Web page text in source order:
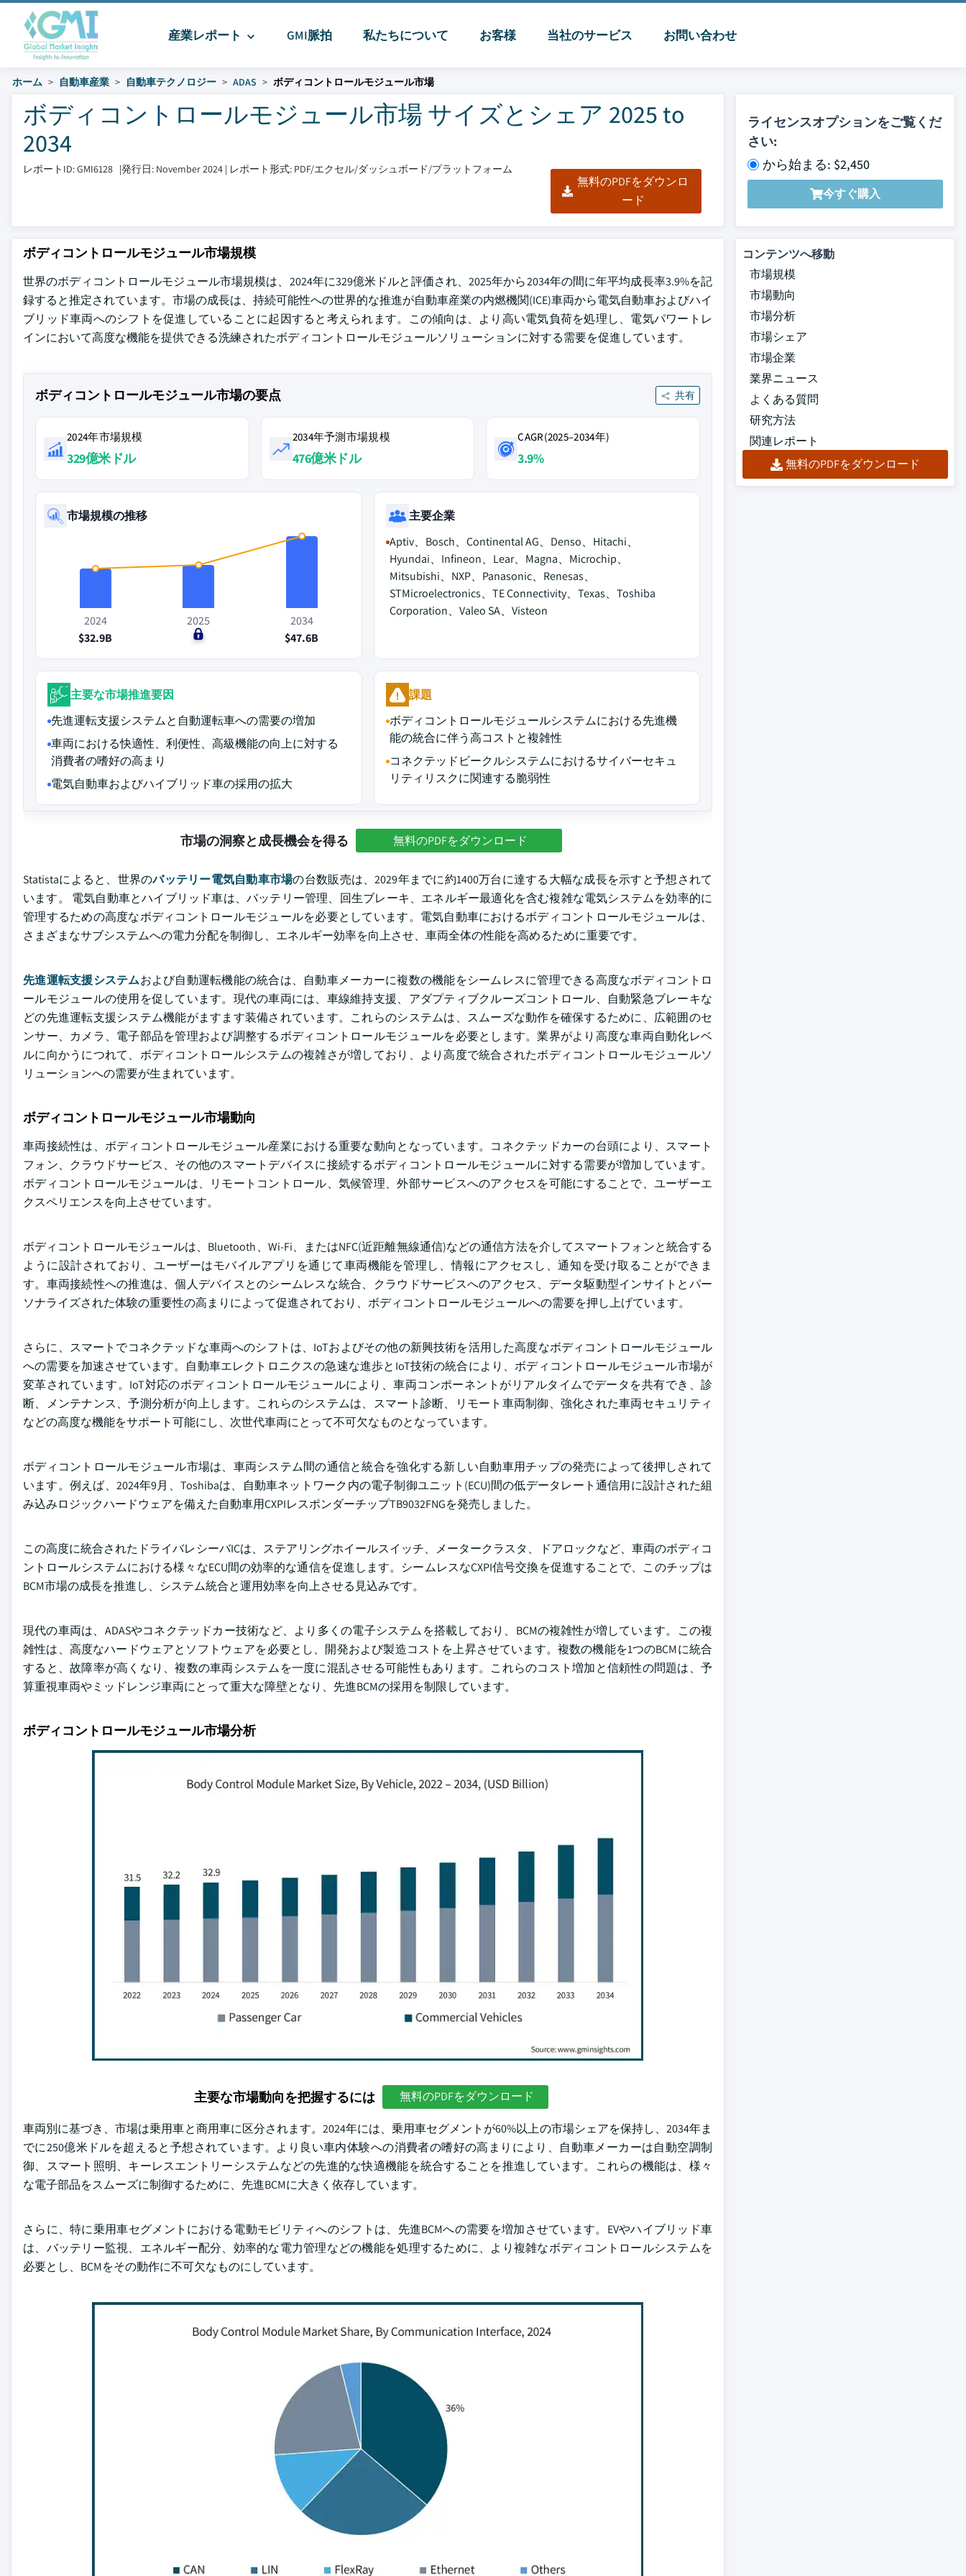
産業レポート GMI脈拍 私たちについて お客様 当社のサービス お問い合わせ
ホーム 自動車産業 自動車テクノロジー ADAS ボディコントロールモジュール市場
ボディコントロールモジュール市場 サイズとシェア 2025 to
2034
レポートID: GMI6128 |発行日: November 2024 | レポート形式: PDF/エクセル/ダッシュボード/プラットフォーム
無料のPDFをダウンロ
ード
ライセンスオプションをご覧くだ
さい:
から始まる: $2,450
今すぐ購入
ボディコントロールモジュール市場規模
世界のボディコントロールモジュール市場規模は、2024年に329億米ドルと評価され、2025年から2034年の間に年平均成長率3.9%を記
録すると推定されています。市場の成長は、持続可能性への世界的な推進が自動車産業の内燃機関(ICE)車両から電気自動車およびハイ
ブリッド車両へのシフトを促進していることに起因すると考えられます。この傾向は、より高い電気負荷を処理し、電気パワートレ
インにおいて高度な機能を提供できる洗練されたボディコントロールモジュールソリューションに対する需要を促進しています。
ボディコントロールモジュール市場の要点 共有
2024年市場規模
329億米ドル
2034年予測市場規模
476億米ドル
CAGR(2025–2034年)
3.9%
市場規模の推移
2024
$32.9B
2025
$0
2034
$47.6B
主要企業
Aptiv、Bosch、Continental AG、Denso、Hitachi、
Hyundai、Infineon、Lear、Magna、Microchip、
Mitsubishi、NXP、Panasonic、Renesas、
STMicroelectronics、TE Connectivity、Texas、Toshiba
Corporation、Valeo SA、Visteon
主要な市場推進要因
先進運転支援システムと自動運転車への需要の増加
車両における快適性、利便性、高級機能の向上に対する
消費者の嗜好の高まり
電気自動車およびハイブリッド車の採用の拡大
課題
ボディコントロールモジュールシステムにおける先進機
能の統合に伴う高コストと複雑性
コネクテッドビークルシステムにおけるサイバーセキュ
リティリスクに関連する脆弱性
市場の洞察と成長機会を得る 無料のPDFをダウンロード
Statistaによると、世界のバッテリー電気自動車市場の台数販売は、2029年までに約1400万台に達する大幅な成長を示すと予想されて
います。 電気自動車とハイブリッド車は、バッテリー管理、回生ブレーキ、エネルギー最適化を含む複雑な電気システムを効率的に
管理するための高度なボディコントロールモジュールを必要としています。電気自動車におけるボディコントロールモジュールは、
さまざまなサブシステムへの電力分配を制御し、エネルギー効率を向上させ、車両全体の性能を高めるために重要です。
先進運転支援システムおよび自動運転機能の統合は、自動車メーカーに複数の機能をシームレスに管理できる高度なボディコントロ
ールモジュールの使用を促しています。現代の車両には、車線維持支援、アダプティブクルーズコントロール、自動緊急ブレーキな
どの先進運転支援システム機能がますます装備されています。これらのシステムは、スムーズな動作を確保するために、広範囲のセ
ンサー、カメラ、電子部品を管理および調整するボディコントロールモジュールを必要とします。業界がより高度な車両自動化レベ
ルに向かうにつれて、ボディコントロールシステムの複雑さが増しており、より高度で統合されたボディコントロールモジュールソ
リューションへの需要が生まれています。
ボディコントロールモジュール市場動向
車両接続性は、ボディコントロールモジュール産業における重要な動向となっています。コネクテッドカーの台頭により、スマート
フォン、クラウドサービス、その他のスマートデバイスに接続するボディコントロールモジュールに対する需要が増加しています。
ボディコントロールモジュールは、リモートコントロール、気候管理、外部サービスへのアクセスを可能にすることで、ユーザーエ
クスペリエンスを向上させています。
ボディコントロールモジュールは、Bluetooth、Wi-Fi、またはNFC(近距離無線通信)などの通信方法を介してスマートフォンと統合する
ように設計されており、ユーザーはモバイルアプリを通じて車両機能を管理し、情報にアクセスし、通知を受け取ることができま
す。車両接続性への推進は、個人デバイスとのシームレスな統合、クラウドサービスへのアクセス、データ駆動型インサイトとパー
ソナライズされた体験の重要性の高まりによって促進されており、ボディコントロールモジュールへの需要を押し上げています。
さらに、スマートでコネクテッドな車両へのシフトは、IoTおよびその他の新興技術を活用した高度なボディコントロールモジュール
への需要を加速させています。自動車エレクトロニクスの急速な進歩とIoT技術の統合により、ボディコントロールモジュール市場が
変革されています。IoT対応のボディコントロールモジュールにより、車両コンポーネントがリアルタイムでデータを共有でき、診
断、メンテナンス、予測分析が向上します。これらのシステムは、スマート診断、リモート車両制御、強化された車両セキュリティ
などの高度な機能をサポート可能にし、次世代車両にとって不可欠なものとなっています。
ボディコントロールモジュール市場は、車両システム間の通信と統合を強化する新しい自動車用チップの発売によって後押しされて
います。例えば、2024年9月、Toshibaは、自動車ネットワーク内の電子制御ユニット(ECU)間の低データレート通信用に設計された組
み込みロジックハードウェアを備えた自動車用CXPIレスポンダーチップTB9032FNGを発売しました。
この高度に統合されたドライバレシーバICは、ステアリングホイールスイッチ、メータークラスタ、ドアロックなど、車両のボディコ
ントロールシステムにおける様々なECU間の効率的な通信を促進します。シームレスなCXPI信号交換を促進することで、このチップは
BCM市場の成長を推進し、システム統合と運用効率を向上させる見込みです。
現代の車両は、ADASやコネクテッドカー技術など、より多くの電子システムを搭載しており、BCMの複雑性が増しています。この複
雑性は、高度なハードウェアとソフトウェアを必要とし、開発および製造コストを上昇させています。複数の機能を1つのBCMに統合
すると、故障率が高くなり、複数の車両システムを一度に混乱させる可能性もあります。これらのコスト増加と信頼性の問題は、予
算重視車両やミッドレンジ車両にとって重大な障壁となり、先進BCMの採用を制限しています。
ボディコントロールモジュール市場分析
主要な市場動向を把握するには 無料のPDFをダウンロード
車両別に基づき、市場は乗用車と商用車に区分されます。2024年には、乗用車セグメントが60%以上の市場シェアを保持し、2034年ま
でに250億米ドルを超えると予想されています。より良い車内体験への消費者の嗜好の高まりにより、自動車メーカーは自動空調制
御、スマート照明、キーレスエントリーシステムなどの先進的な快適機能を統合することを推進しています。これらの機能は、様々
な電子部品をスムーズに制御するために、先進BCMに大きく依存しています。
さらに、特に乗用車セグメントにおける電動モビリティへのシフトは、先進BCMへの需要を増加させています。EVやハイブリッド車
は、バッテリー監視、エネルギー配分、効率的な電力管理などの機能を処理するために、より複雑なボディコントロールシステムを
必要とし、BCMをその動作に不可欠なものにしています。
コンテンツへ移動
市場規模
市場動向
市場分析
市場シェア
市場企業
業界ニュース
よくある質問
研究方法
関連レポート
無料のPDFをダウンロード